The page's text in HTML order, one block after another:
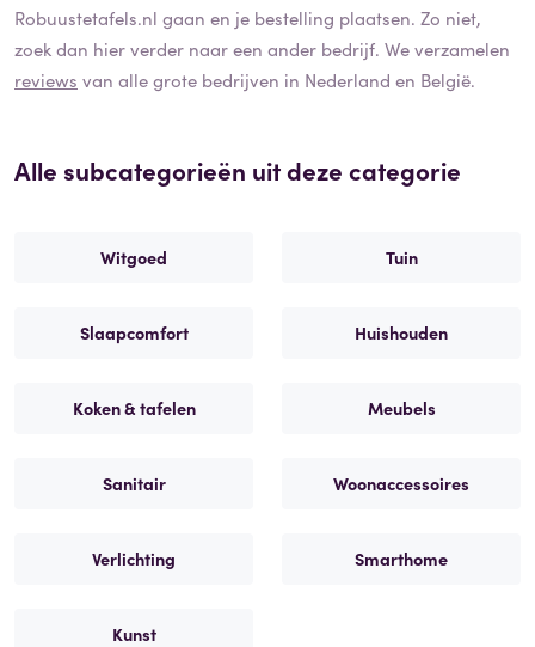
Robuustetafels.nl gaan en je bestelling plaatsen. Zo niet,
zoek dan hier verder naar een ander bedrijf. We verzamelen
reviews van alle grote bedrijven in Nederland en België.
Alle subcategorieën uit deze categorie
Witgoed Tuin
Slaapcomfort Huishouden
Koken & tafelen Meubels
Sanitair Woonaccessoires
Verlichting Smarthome
Kunst